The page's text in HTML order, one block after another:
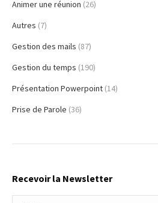
Animer une réunion (26)
Autres (7)
Gestion des mails (87)
Gestion du temps (190)
Présentation Powerpoint (14)
Prise de Parole (36)
Recevoir la Newsletter